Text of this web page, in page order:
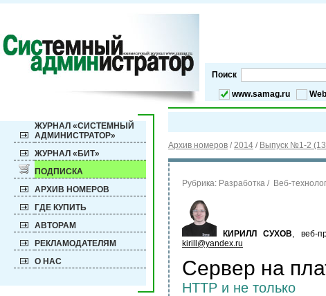
Поиск
www.samag.ru Web
ЖУРНАЛ «СИСТЕМНЫЙ
АДМИНИСТРАТОР»
ЖУРНАЛ «БИТ»
ПОДПИСКА
АРХИВ НОМЕРОВ
ГДЕ КУПИТЬ
АВТОРАМ
РЕКЛАМОДАТЕЛЯМ
О НАС
Архив номеров / 2014 / Выпуск №1-2
Рубрика: Разработка / Веб-
КИРИЛЛ СУХОВ, веб-
kirill@yandex.ru
Сервер на
HTTP и не только